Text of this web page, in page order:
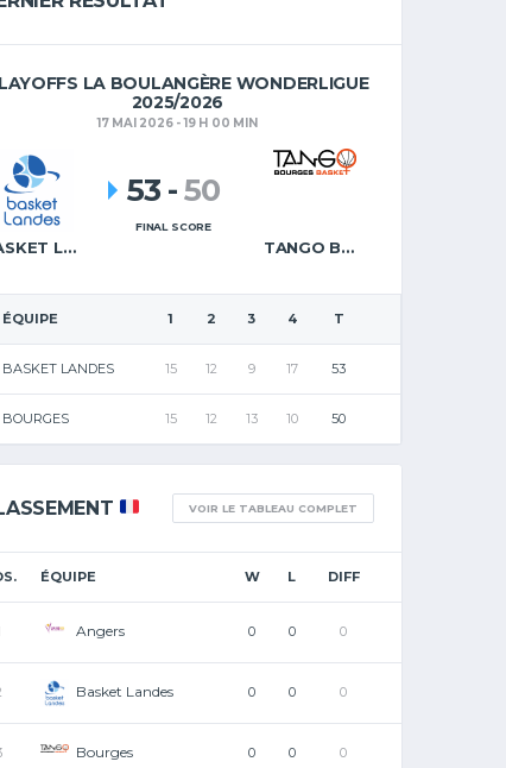
LA BOULANGÈRE WONDERLIGUE
2025/2026
17 MAI 2026 - 19 H 00 MIN
BASKET LANDES TANGO BOURGES BASKET
53 -50
FINAL SCORE
ÉQUIPE 1 2 3 4 T
BASKET LANDES 15 12 9 17 53
BOURGES 15 12 13 10 50
VOIR LE TABLEAU COMPLET
ÉQUIPE W L DIFF
Angers 0 0 0
Basket Landes 0 0 0
Bourges 0 0 0